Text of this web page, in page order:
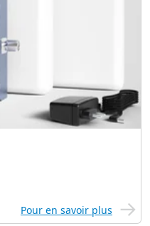
Pour en savoir plus